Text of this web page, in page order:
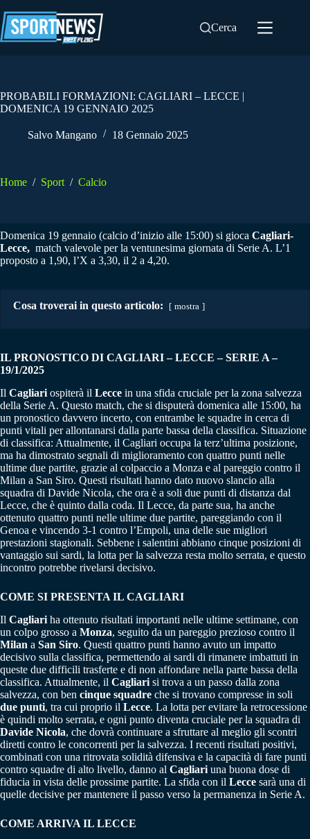
al
contenuto
Cerca
PROBABILI FORMAZIONI: CAGLIARI – LECCE |
DOMENICA 19 GENNAIO 2025
Salvo Mangano 18 Gennaio 2025
Home / Sport / Calcio
Domenica 19 gennaio (calcio d’inizio alle 15:00) si gioca Cagliari-
Lecce, match valevole per la ventunesima giornata di Serie A. L’1
proposto a 1,90, l’X a 3,30, il 2 a 4,20.
Cosa troverai in questo articolo: mostra
IL PRONOSTICO DI CAGLIARI – LECCE – SERIE A –
19/1/2025
Il Cagliari ospiterà il Lecce in una sfida cruciale per la zona salvezza
della Serie A. Questo match, che si disputerà domenica alle 15:00, ha
un pronostico davvero incerto, con entrambe le squadre in cerca di
punti vitali per allontanarsi dalla parte bassa della classifica. Situazione
di classifica: Attualmente, il Cagliari occupa la terz’ultima posizione,
ma ha dimostrato segnali di miglioramento con quattro punti nelle
ultime due partite, grazie al colpaccio a Monza e al pareggio contro il
Milan a San Siro. Questi risultati hanno dato nuovo slancio alla
squadra di Davide Nicola, che ora è a soli due punti di distanza dal
Lecce, che è quinto dalla coda. Il Lecce, da parte sua, ha anche
ottenuto quattro punti nelle ultime due partite, pareggiando con il
Genoa e vincendo 3-1 contro l’Empoli, una delle sue migliori
prestazioni stagionali. Sebbene i salentini abbiano cinque posizioni di
vantaggio sui sardi, la lotta per la salvezza resta molto serrata, e questo
incontro potrebbe rivelarsi decisivo.
COME SI PRESENTA IL CAGLIARI
Il Cagliari ha ottenuto risultati importanti nelle ultime settimane, con
un colpo grosso a Monza, seguito da un pareggio prezioso contro il
Milan a San Siro. Questi quattro punti hanno avuto un impatto
decisivo sulla classifica, permettendo ai sardi di rimanere imbattuti in
queste due difficili trasferte e di non affondare nella parte bassa della
classifica. Attualmente, il Cagliari si trova a un passo dalla zona
salvezza, con ben cinque squadre che si trovano compresse in soli
due punti, tra cui proprio il Lecce. La lotta per evitare la retrocessione
è quindi molto serrata, e ogni punto diventa cruciale per la squadra di
Davide Nicola, che dovrà continuare a sfruttare al meglio gli scontri
diretti contro le concorrenti per la salvezza. I recenti risultati positivi,
combinati con una ritrovata solidità difensiva e la capacità di fare punti
contro squadre di alto livello, danno al Cagliari una buona dose di
fiducia in vista delle prossime partite. La sfida con il Lecce sarà una di
quelle decisive per mantenere il passo verso la permanenza in Serie A.
COME ARRIVA IL LECCE